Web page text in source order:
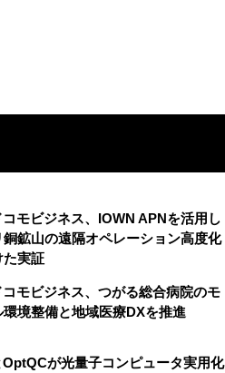
コモビジネス、IOWN APNを活用し
銅鉱山の遠隔オペレーション高度化
た実証
コモビジネス、つがる総合病院のモ
環境整備と地域医療DXを推進
OptQCが光量子コンピュータ実用化